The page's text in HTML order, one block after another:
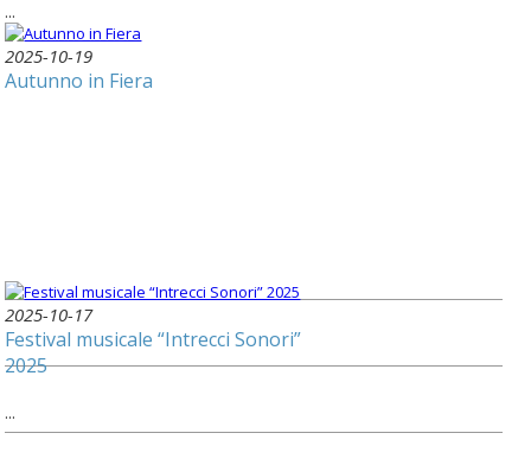
...
2025-10-19
Autunno in Fiera
2025-10-17
Festival musicale “Intrecci Sonori”
2025
...